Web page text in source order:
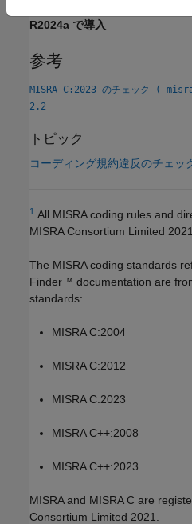
R2024a で導入
参考
MISRA C:2023 のチェック (-
2.2
トピック
コーディング規約違反のチェッ
1 All MISRA coding rules and
MISRA Consortium Limited 2021.
The MISRA coding standards
Finder™ documentation are
standards:
MISRA C:2004
MISRA C:2012
MISRA C:2023
MISRA C++:2008
MISRA C++:2023
MISRA and MISRA C are
Consortium Limited 2021.